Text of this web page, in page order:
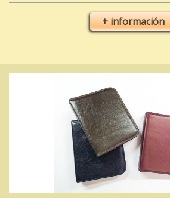
+ información